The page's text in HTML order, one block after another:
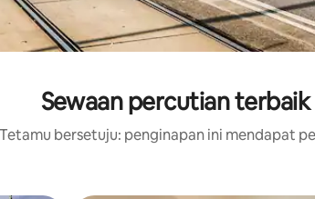
Sewaan percutian
Tetamu bersetuju: penginapan ini mendapat